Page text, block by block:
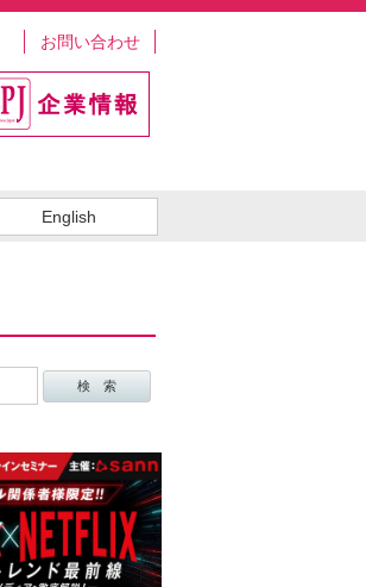
お問い合わせ
English